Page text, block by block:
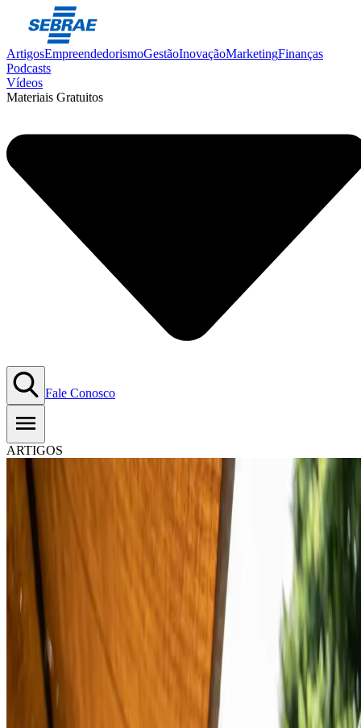
ArtigosEmpreendedorismoGestãoInovaçãoMarketingFinanças
Podcasts
Vídeos
Materiais Gratuitos
Fale Conosco
ARTIGOS
Saiba quais meios de
oferecer no seu negócio
22.08.2022 min
Copiar Link
Criar e cuidar de uma loja é bom, mas receber a recompensa pelos
serviços prestados é melhor ainda. As empresas que diversificam seus
meios de pagamento oferecem mais opções e uma
jornada de compra
mais satisfatória para os clientes adquirirem aqueles produtos tão
desejados.